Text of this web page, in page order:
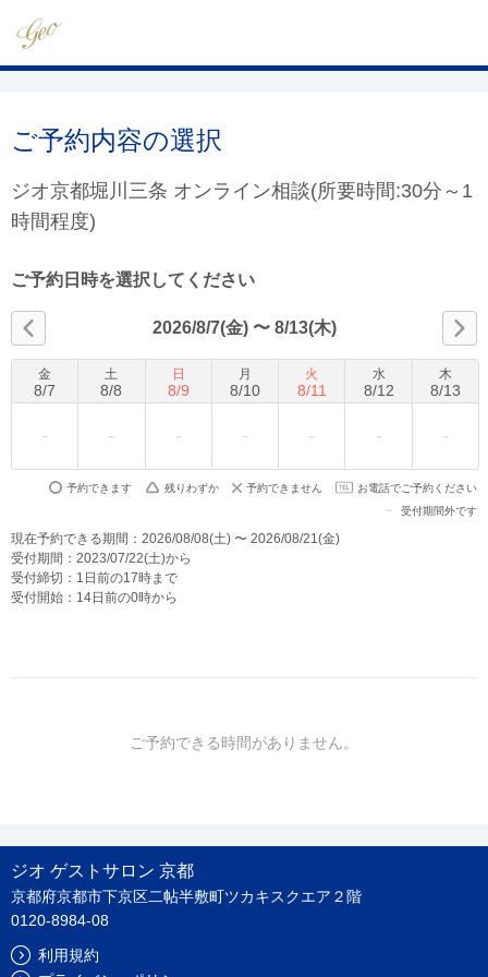
ご予約内容の選択
ジオ京都堀川三条 オンライン相談(所要時間:30分～1
時間程度)
ご予約日時を選択してください
2026/8/7(金)〜 8/13(木)
金
8/7
土
8/8
日
8/9
月
8/10
火
8/11
水
8/12
木
8/13
予約できます 残りわずか 予約できません
お電話でご予約ください
受付期間外です
現在予約できる期間：2026/08/08(土) 〜 2026/08/21(金)
受付期間：2023/07/22(土)から
受付締切：1日前の17時まで
受付開始：14日前の0時から
ご予約できる時間がありません。
ジオ ゲストサロン 京都
京都府京都市下京区二帖半敷町ツカキスクエア２階
0120-8984-08
利用規約